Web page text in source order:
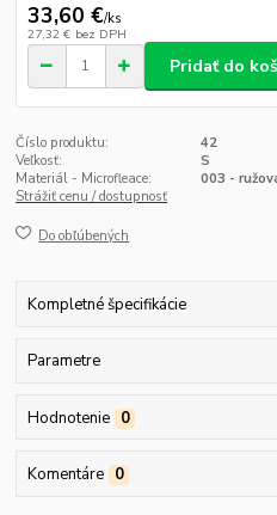
33,60 €/ks
27,32 € bez DPH
Pridať do
Číslo produktu:
42
Veľkosť:
S
Materiál - Microfleace:
003 -
Strážiť cenu / dostupnosť
Do obľúbených
Kompletné špecifikácie
Parametre
Hodnotenie 0
Komentáre 0